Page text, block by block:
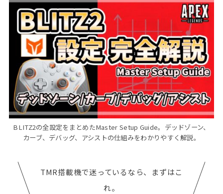
BLITZ2の全設定をまとめたMaster Setup Guide。デッドゾーン、
カーブ、デバッグ、アシストの仕組みをわかりやすく解説。
TMR搭載機で迷っているなら、まずはこ
れ。